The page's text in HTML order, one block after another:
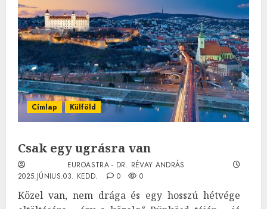
Címlap Külföld
Csak egy ugrásra van
EUROASTRA - DR. RÉVAY ANDRÁS
2025.JÚNIUS.03. KEDD.
0 0
Közel van, nem drága és egy hosszú hétvége